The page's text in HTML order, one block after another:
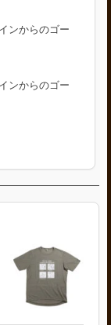
ンからのゴー
ンからのゴー